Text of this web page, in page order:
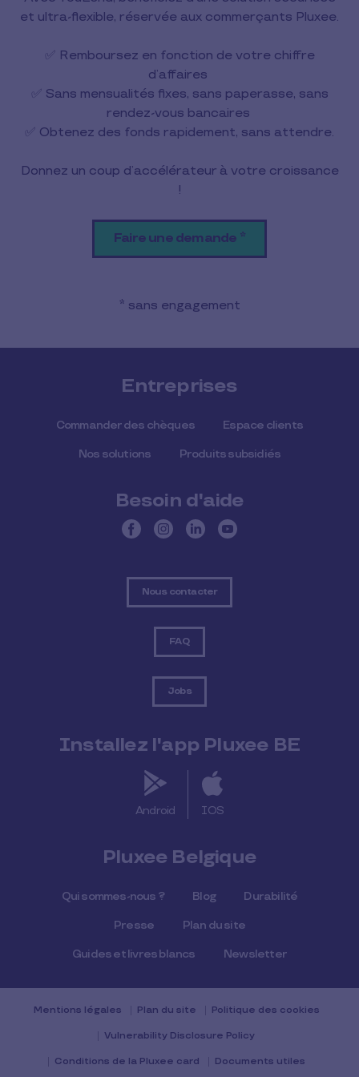
et ultra-flexible, réservée aux commerçants Pluxee.
✅ Remboursez en fonction de votre chiffre
d’affaires
✅ Sans mensualités fixes, sans paperasse, sans
rendez-vous bancaires
✅ Obtenez des fonds rapidement, sans attendre.
Donnez un coup d’accélérateur à votre croissance
!
Faire une demande *
* sans engagement
Entreprises
Commander des chèques Espace clients
Nos solutions Produits subsidiés
Besoin d'aide
Nous contacter
FAQ
Jobs
Installez l'app Pluxee BE
Android IOS
Pluxee Belgique
Qui sommes-nous ? Blog Durabilité
Presse Plan du site
Guides et livres blancs Newsletter
Mentions légales Plan du site Politique des cookies
Vulnerability Disclosure Policy
Conditions de la Pluxee card Documents utiles